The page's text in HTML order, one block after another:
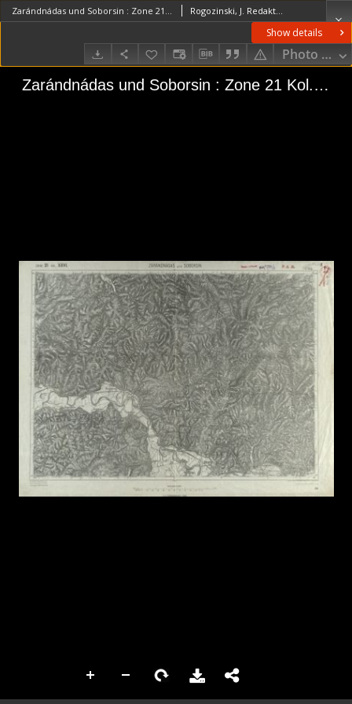
Show details
Photo
Zarándnádas und Soborsin : Zone 21 Kol. XXVI. : 5568 Rogozinski, J. RedaktorJonak von Freyenwald, Richard (1852–1918)Kaiserlich-Königliches Militär-Geographisches Institut (Wiedeń). Instytucja sprawcza Wydawca